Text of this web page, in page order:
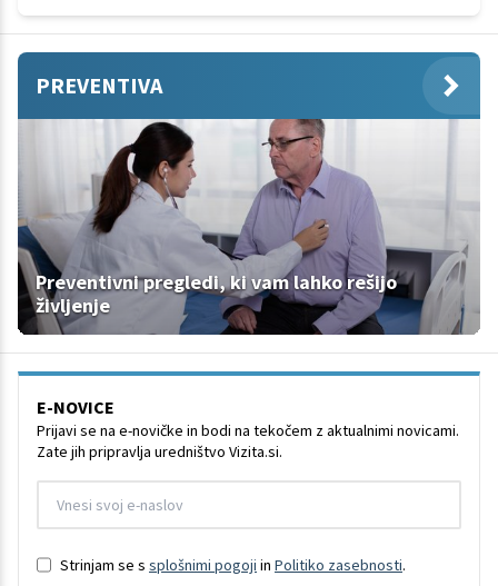
PREVENTIVA
Preventivni pregledi, ki vam lahko rešijo
življenje
E-NOVICE
Prijavi se na e-novičke in bodi na tekočem z aktualnimi novicami.
Zate jih pripravlja uredništvo Vizita.si.
Strinjam se s splošnimi pogoji in Politiko zasebnosti.